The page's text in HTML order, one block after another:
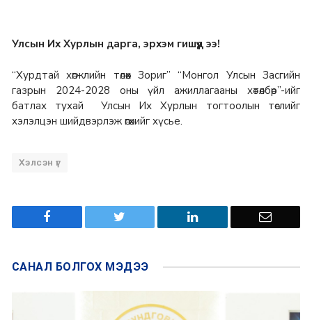
Улсын Их Хурлын дарга, эрхэм гишүүд ээ!
“Хурдтай хөгжлийн төлөөх Зориг” “Монгол Улсын Засгийн
газрын 2024-2028 оны үйл ажиллагааны хөтөлбөр”-ийг
батлах тухай Улсын Их Хурлын тогтоолын төслийг
хэлэлцэн шийдвэрлэж өгөхийг хүсье.
Хэлсэн үг
САНАЛ БОЛГОХ МЭДЭЭ